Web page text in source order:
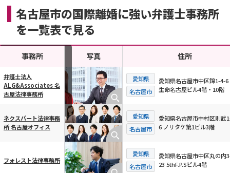
その他の男女問題
名古屋市の国際離婚に強い弁護士事務所
を一覧表で見る
横スクロール可能
事務所 写真 住所
弁護士法人
ALG&Associates 名
古屋法律事務所
愛知県
名古屋市
愛知県名古屋市中区錦1-4-6
生命名古屋ビル4階・10階
ネクスパート法律事務
所 名古屋オフィス
愛知県
名古屋市
愛知県名古屋市中村区則武
6 ノリタケ第1ビル3階
フォレスト法律事務所
愛知県
名古屋市
愛知県名古屋市中区丸の内
23 5thF.P.Sビル4階